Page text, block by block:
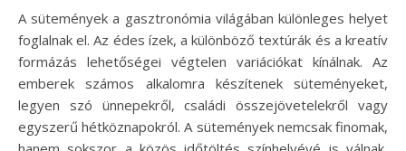
A sütemények a gasztronómia világában különleges helyet
foglalnak el. Az édes ízek, a különböző textúrák és a kreatív
formázás lehetőségei végtelen variációkat kínálnak. Az
emberek számos alkalomra készítenek süteményeket,
legyen szó ünnepekről, családi összejövetelekről vagy
egyszerű hétköznapokról. A sütemények nemcsak finomak,